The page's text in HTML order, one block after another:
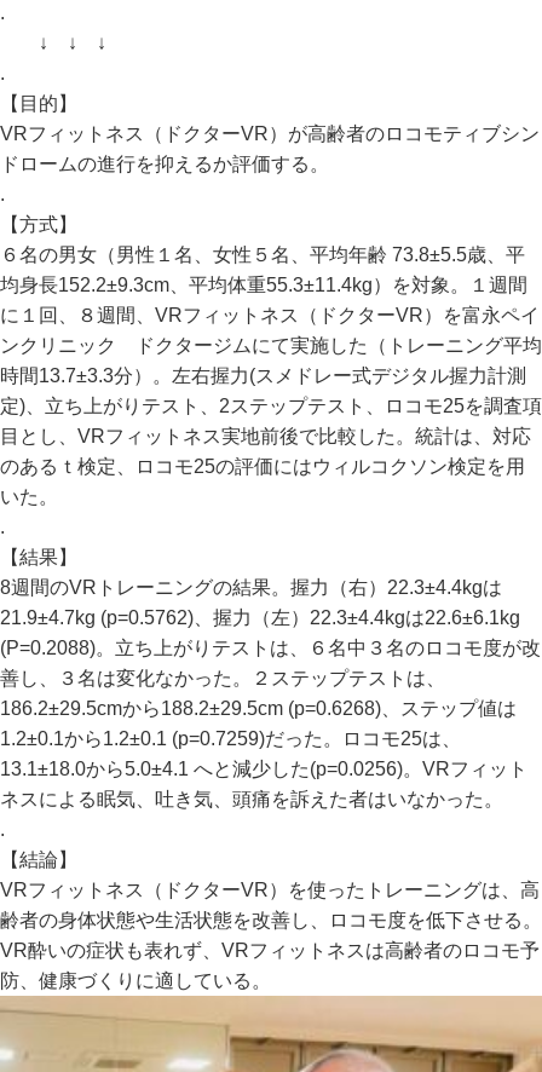
.
↓ ↓ ↓
.
【目的】
VRフィットネス（ドクターVR）が高齢者のロコモティブシン
ドロームの進行を抑えるか評価する。
.
【方式】
６名の男女（男性１名、女性５名、平均年齢 73.8±5.5歳、平
均身長152.2±9.3cm、平均体重55.3±11.4kg）を対象。１週間
に１回、８週間、VRフィットネス（ドクターVR）を富永ペイ
ンクリニック ドクタージムにて実施した（トレーニング平均
時間13.7±3.3分）。左右握力(スメドレー式デジタル握力計測
定)、立ち上がりテスト、2ステップテスト、ロコモ25を調査項
目とし、VRフィットネス実地前後で比較した。統計は、対応
のあるｔ検定、ロコモ25の評価にはウィルコクソン検定を用
いた。
.
【結果】
8週間のVRトレーニングの結果。握力（右）22.3±4.4kgは
21.9±4.7kg (p=0.5762)、握力（左）22.3±4.4kgは22.6±6.1kg
(P=0.2088)。立ち上がりテストは、６名中３名のロコモ度が改
善し、３名は変化なかった。２ステップテストは、
186.2±29.5cmから188.2±29.5cm (p=0.6268)、ステップ値は
1.2±0.1から1.2±0.1 (p=0.7259)だった。ロコモ25は、
13.1±18.0から5.0±4.1 へと減少した(p=0.0256)。VRフィット
ネスによる眠気、吐き気、頭痛を訴えた者はいなかった。
.
【結論】
VRフィットネス（ドクターVR）を使ったトレーニングは、高
齢者の身体状態や生活状態を改善し、ロコモ度を低下させる。
VR酔いの症状も表れず、VRフィットネスは高齢者のロコモ予
防、健康づくりに適している。